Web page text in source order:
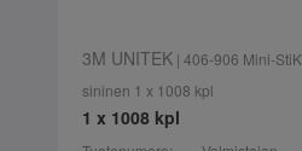
3M UNITEK| 406-906 Mini-
sininen 1 x 1008 kpl
1 x 1008 kpl